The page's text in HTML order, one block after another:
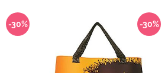
-30% -30%